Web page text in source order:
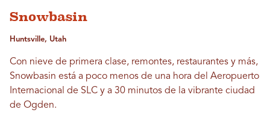
Snowbasin
Huntsville, Utah
Con nieve de primera clase, remontes, restaurantes y más,
Snowbasin está a poco menos de una hora del Aeropuerto
Internacional de SLC y a 30 minutos de la vibrante ciudad
de Ogden.